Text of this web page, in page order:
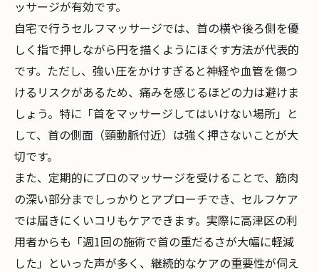
ッサージが有効です。
自宅で行うセルフマッサージでは、首の横や後ろ側を優
しく指で押しながら円を描くようにほぐす方法が代表的
です。ただし、強い圧をかけすぎると神経や血管を傷つ
けるリスクがあるため、痛みを感じるほどの力は避けま
しょう。特に「首をマッサージしてはいけない場所」と
して、首の側面（頸動脈付近）は強く押さないことが大
切です。
また、定期的にプロのマッサージを受けることで、筋肉
の深い部分までしっかりとアプローチでき、セルフケア
では届きにくいコリもケアできます。実際に高津区の利
用者からも「週1回の施術で首の重だるさが大幅に軽減
した」といった声が多く、継続的なケアの重要性が伺え